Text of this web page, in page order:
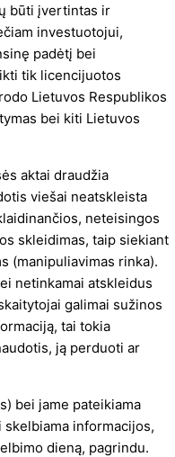
apie
–
viešus
sukurti
scenarijų ?
galvojau, kad
metai kartu su
būti įvertintas ir
investuotojui,
padėtį bei
tik licencijuotos
Lietuvos Respublikos
bei kiti Lietuvos
aktai draudžia
viešai neatskleista
neteisingos
skleidimas, taip siekiant
(manipuliavimas rinka).
netinkamai atskleidus
galimai sužinos
tai tokia
ją perduoti ar
bei jame pateikiama
informacijos,
dieną, pagrindu.